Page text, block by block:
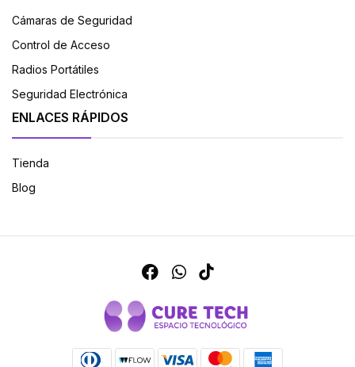
Cámaras de Seguridad
Control de Acceso
Radios Portátiles
Seguridad Electrónica
ENLACES RÁPIDOS
Tienda
Blog